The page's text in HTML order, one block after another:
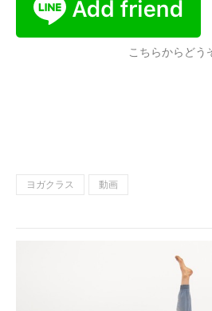
こちらからど
ヨガクラス 動画